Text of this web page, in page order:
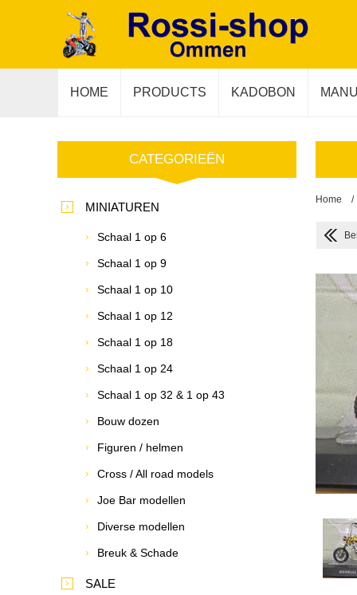
HOME PRODUCTS KADOBON
Home /
CATEGORIEËN
MINIATUREN
Schaal 1 op 6
Schaal 1 op 9
Schaal 1 op 10
Schaal 1 op 12
Schaal 1 op 18
Schaal 1 op 24
Schaal 1 op 32 & 1 op 43
Bouw dozen
Figuren / helmen
Cross / All road models
Joe Bar modellen
Diverse modellen
Breuk & Schade
SALE